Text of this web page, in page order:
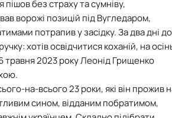
пішов без страху та сумніву,
ворожі позицій під Вугледаром,
потрапив у засідку. За два дні до
хотів освідчитися коханій, на
травня 2023 року Леонід Грищенко
на-всього 23 роки, які він прожив
сином, відданим побратимом,